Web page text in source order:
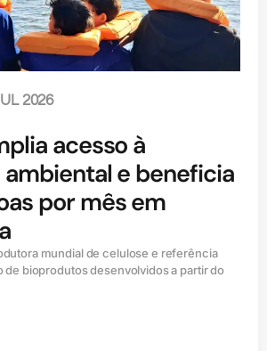
2026
acesso à
e beneficia
por mês em
mundial de celulose e referência
de bioprodutos desenvolvidos a partir do